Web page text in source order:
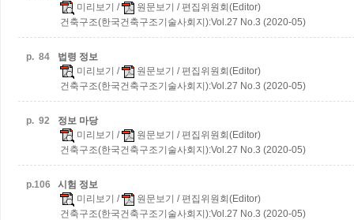
미리보기 / 원문보기 / 편집위원회(Editor)
건축구조(한국건축구조기술사회지):Vol.27 No.3 (2020-05)
p. 84
법령 정보
미리보기 / 원문보기 / 편집위원회(Editor)
건축구조(한국건축구조기술사회지):Vol.27 No.3 (2020-05)
p. 92
정보 마당
미리보기 / 원문보기 / 편집위원회(Editor)
건축구조(한국건축구조기술사회지):Vol.27 No.3 (2020-05)
p.106
시험 정보
미리보기 / 원문보기 / 편집위원회(Editor)
건축구조(한국건축구조기술사회지):Vol.27 No.3 (2020-05)